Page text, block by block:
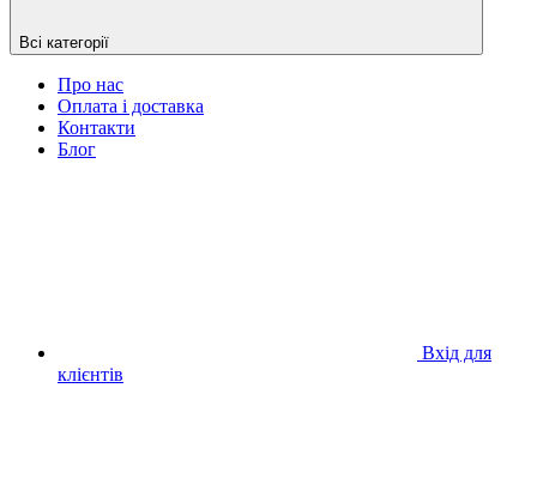
Всі категорії
Про нас
Оплата і доставка
Контакти
Блог
Вхід для
клієнтів